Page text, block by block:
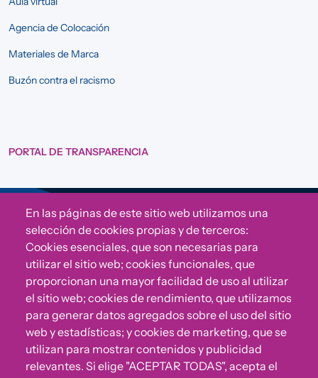
Agencia de Colocación
Materiales de Marca
Buzón contra el racismo
PORTAL DE TRANSPARENCIA
Sigue a Comunidad CONVIVE
En las páginas de este sitio web utilizamos una
selección de cookies propias y de terceros:
Cookies esenciales, que son necesarias para
utilizar el sitio web; cookies funcionales, que
proporcionan una mayor facilidad de uso al utilizar
el sitio web; cookies de rendimiento, que utilizamos
para generar datos agregados sobre el uso del sitio
web y estadísticas; y cookies de marketing, que se
utilizan para mostrar contenidos y publicidad
relevantes. Si elige "ACEPTAR TODAS", acepta el